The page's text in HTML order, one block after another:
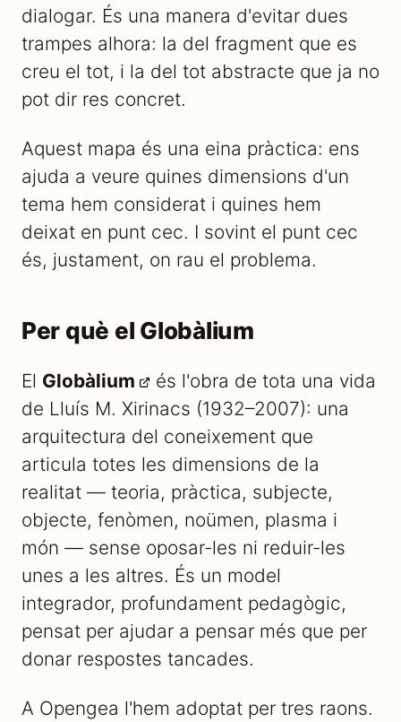
dialogar. És una manera d'evitar dues
trampes alhora: la del fragment que es
creu el tot, i la del tot abstracte que ja no
pot dir res concret.
Aquest mapa és una eina pràctica: ens
ajuda a veure quines dimensions d'un
tema hem considerat i quines hem
deixat en punt cec. I sovint el punt cec
és, justament, on rau el problema.
Per què el Globàlium
El Globàlium
és l'obra de tota una vida
de Lluís M. Xirinacs (1932–2007): una
arquitectura del coneixement que
articula totes les dimensions de la
realitat — teoria, pràctica, subjecte,
objecte, fenòmen, noümen, plasma i
món — sense oposar-les ni reduir-les
unes a les altres. És un model
integrador, profundament pedagògic,
pensat per ajudar a pensar més que per
donar respostes tancades.
A Opengea l'hem adoptat per tres raons.